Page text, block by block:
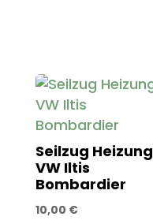
Seilzug Heizung
VW Iltis
Bombardier
10,00 €